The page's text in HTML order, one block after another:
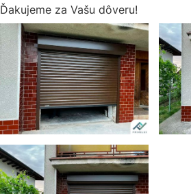
Ďakujeme za Vašu dôveru!